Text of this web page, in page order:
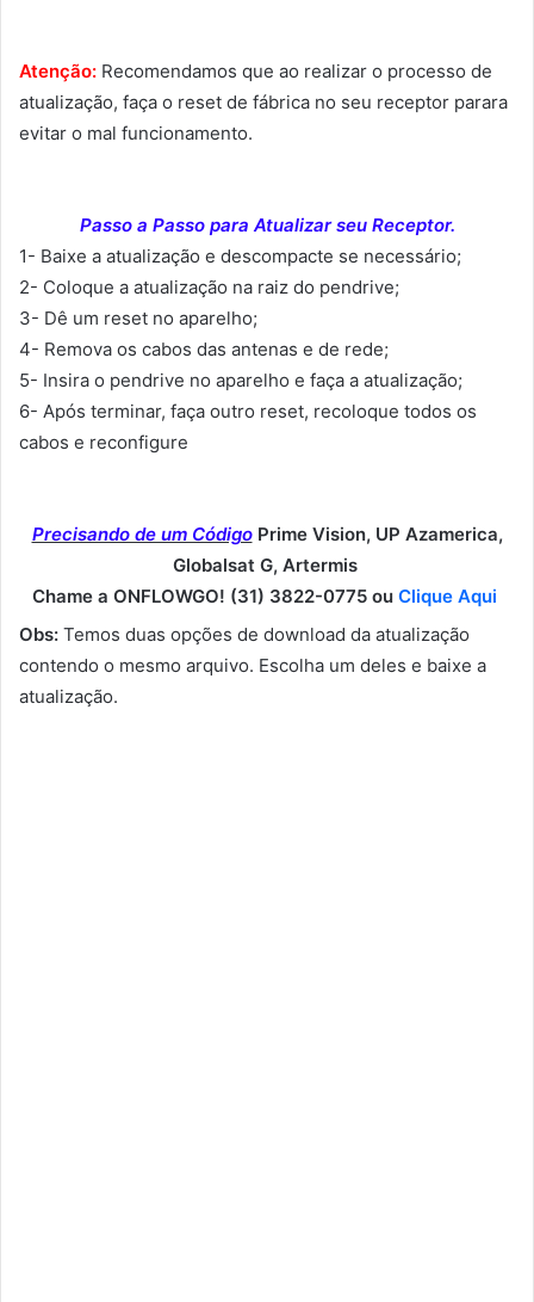
Atenção: Recomendamos que ao realizar o processo de
atualização, faça o reset de fábrica no seu receptor parara
evitar o mal funcionamento.
Passo a Passo para Atualizar seu Receptor.
1- Baixe a atualização e descompacte se necessário;
2- Coloque a atualização na raiz do pendrive;
3- Dê um reset no aparelho;
4- Remova os cabos das antenas e de rede;
5- Insira o pendrive no aparelho e faça a atualização;
6- Após terminar, faça outro reset, recoloque todos os
cabos e reconfigure
Precisando de um Código Prime Vision, UP Azamerica,
Globalsat G, Artermis
Chame a ONFLOWGO! (31) 3822-0775 ou Clique Aqui
Obs: Temos duas opções de download da atualização
contendo o mesmo arquivo. Escolha um deles e baixe a
atualização.